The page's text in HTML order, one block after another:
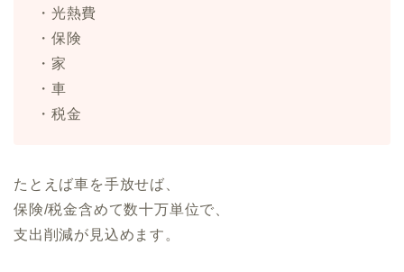
・光熱費
・保険
・家
・車
・税金
たとえば車を手放せば、
保険/税金含めて数十万単位で、
支出削減が見込めます。